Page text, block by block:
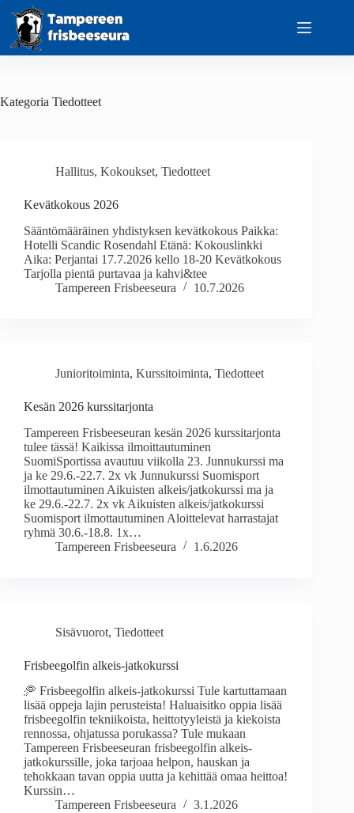
content
Kategoria Tiedotteet
Hallitus, Kokoukset, Tiedotteet
Kevätkokous 2026
Sääntömääräinen yhdistyksen kevätkokous Paikka:
Hotelli Scandic Rosendahl Etänä: Kokouslinkki
Aika: Perjantai 17.7.2026 kello 18-20 Kevätkokous
Tarjolla pientä purtavaa ja kahvi&tee
Tampereen Frisbeeseura
10.7.2026
Junioritoiminta, Kurssitoiminta, Tiedotteet
Kesän 2026 kurssitarjonta
Tampereen Frisbeeseuran kesän 2026 kurssitarjonta
tulee tässä! Kaikissa ilmoittautuminen
SuomiSportissa avautuu viikolla 23. Junnukurssi ma
ja ke 29.6.-22.7. 2x vk Junnukurssi Suomisport
ilmottautuminen Aikuisten alkeis/jatkokurssi ma ja
ke 29.6.-22.7. 2x vk Aikuisten alkeis/jatkokurssi
Suomisport ilmottautuminen Aloittelevat harrastajat
ryhmä 30.6.-18.8. 1x…
Tampereen Frisbeeseura
1.6.2026
Sisävuorot, Tiedotteet
Frisbeegolfin alkeis-jatkokurssi
🥏 Frisbeegolfin alkeis-jatkokurssi Tule kartuttamaan
lisää oppeja lajin perusteista! Haluaisitko oppia lisää
frisbeegolfin tekniikoista, heittotyyleistä ja kiekoista
rennossa, ohjatussa porukassa? Tule mukaan
Tampereen Frisbeeseuran frisbeegolfin alkeis-
jatkokurssille, joka tarjoaa helpon, hauskan ja
tehokkaan tavan oppia uutta ja kehittää omaa heittoa!
Kurssin…
Tampereen Frisbeeseura
3.1.2026